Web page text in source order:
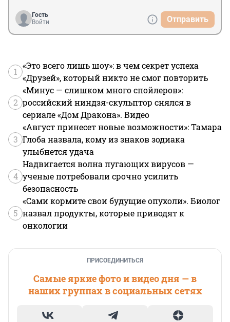
Гость
Войти
Отправить
1
«Это всего лишь шоу»: в чем секрет успеха
«Друзей», который никто не смог повторить
2
«Минус — слишком много спойлеров»:
российский ниндзя-скульптор снялся в
сериале «Дом Дракона». Видео
3
«Август принесет новые возможности»: Тамара
Глоба назвала, кому из знаков зодиака
улыбнется удача
4
Надвигается волна пугающих вирусов —
ученые потребовали срочно усилить
безопасность
5
«Сами кормите свои будущие опухоли». Биолог
назвал продукты, которые приводят к
онкологии
ПРИСОЕДИНИТЬСЯ
Самые яркие фото и видео дня — в
наших группах в социальных сетях